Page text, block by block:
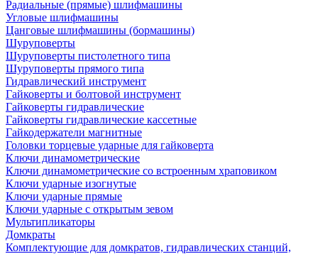
Радиальные (прямые) шлифмашины
Угловые шлифмашины
Цанговые шлифмашины (бормашины)
Шуруповерты
Шуруповерты пистолетного типа
Шуруповерты прямого типа
Гидравлический инструмент
Гайковерты и болтовой инструмент
Гайковерты гидравлические
Гайковерты гидравлические кассетные
Гайкодержатели магнитные
Головки торцевые ударные для гайковерта
Ключи динамометрические
Ключи динамометрические со встроенным храповиком
Ключи ударные изогнутые
Ключи ударные прямые
Ключи ударные с открытым зевом
Мультипликаторы
Домкраты
Комплектующие для домкратов, гидравлических станций,